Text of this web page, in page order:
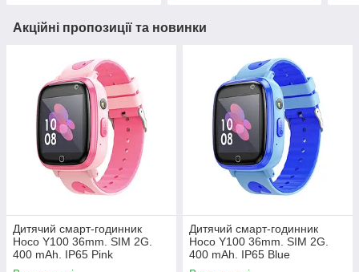
Акційні пропозиції та новинки
Дитячий cмарт-годинник
Hoco Y100 36mm. SIM 2G.
400 mAh. IP65 Pink
Дитячий cмарт-годинник
Hoco Y100 36mm. SIM 2G.
400 mAh. IP65 Blue